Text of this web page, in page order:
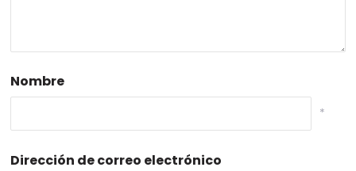
Nombre
*
Dirección de correo electrónico